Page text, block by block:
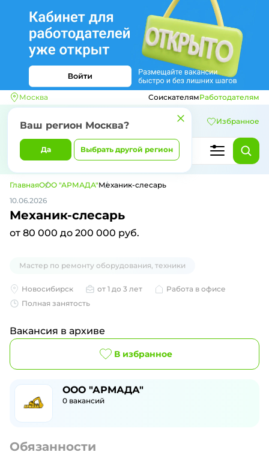
Москва
Ваш регион Москва?
Да Выбрать другой регион
СоискателямРаботодателям
Избранное
ГлавнаяООО "АРМАДА"Механик-слесарь
10.06.2026
Механик-слесарь
от 80 000 до 200 000 руб.
Мастер по ремонту оборудования, техники
Новосибирск от 1 до 3 лет
Работа в офисе
Полная занятость
Вакансия в архиве
В избранное
ООО "АРМАДА"
0 вакансий
Обязанности